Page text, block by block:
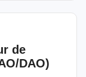
de
DAO)